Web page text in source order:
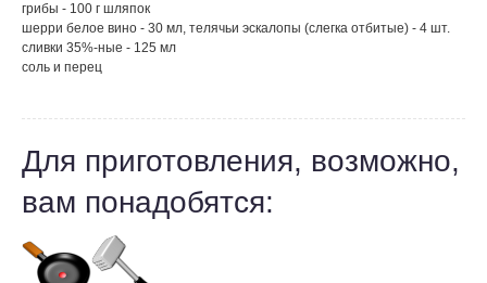
грибы - 100 г шляпок
шерри белое вино - 30 мл, телячьи эскалопы (слегка отбитые) - 4 шт.
сливки 35%-ные - 125 мл
соль и перец
Для приготовления, возможно,
вам понадобятся: